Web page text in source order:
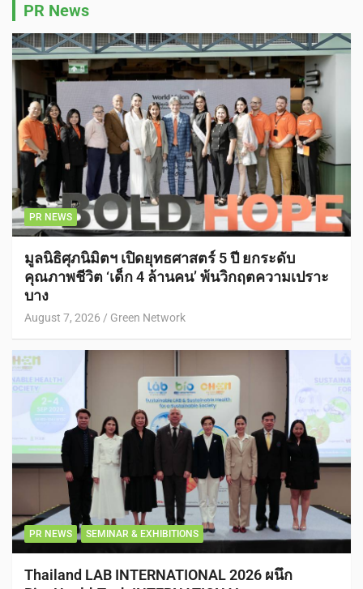
PR News
PR NEWS
มูลนิธิศุภนิมิตฯ เปิดยุทธศาสตร์ 5 ปี ยกระดับ
คุณภาพชีวิต ‘เด็ก 4 ล้านคน’ พ้นวิกฤตความเปราะ
บาง
August 7, 2026 Green Network
PR NEWS SEMINAR & EXHIBITIONS
Thailand LAB INTERNATIONAL 2026 ผนึก